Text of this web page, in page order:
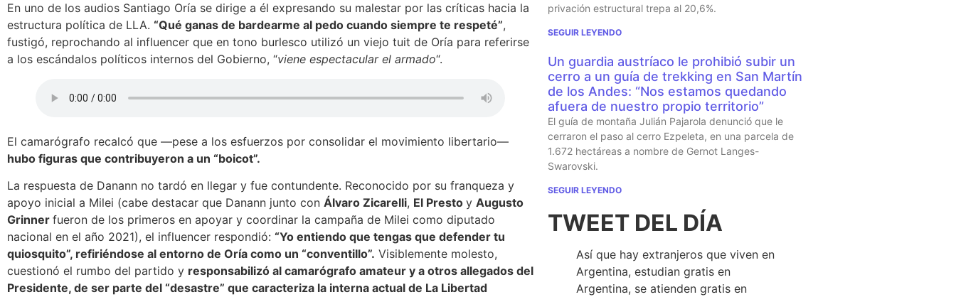
En uno de los audios Santiago Oría se dirige a él expresando su malestar por las críticas hacia la
estructura política de LLA. “Qué ganas de bardearme al pedo cuando siempre te respeté”,
fustigó, reprochando al influencer que en tono burlesco utilizó un viejo tuit de Oría para referirse
a los escándalos políticos internos del Gobierno, “viene espectacular el armado“.
El camarógrafo recalcó que —pese a los esfuerzos por consolidar el movimiento libertario—
hubo figuras que contribuyeron a un “boicot”.
La respuesta de Danann no tardó en llegar y fue contundente. Reconocido por su franqueza y
apoyo inicial a Milei (cabe destacar que Danann junto con Álvaro Zicarelli, El Presto y Augusto
Grinner fueron de los primeros en apoyar y coordinar la campaña de Milei como diputado
nacional en el año 2021), el influencer respondió: “Yo entiendo que tengas que defender tu
quiosquito”, refiriéndose al entorno de Oría como un “conventillo”. Visiblemente molesto,
cuestionó el rumbo del partido y responsabilizó al camarógrafo amateur y a otros allegados del
Presidente, de ser parte del “desastre” que caracteriza la interna actual de La Libertad
privación estructural trepa al 20,6%.
SEGUIR LEYENDO
Un guardia austríaco le prohibió subir un
cerro a un guía de trekking en San Martín
de los Andes: “Nos estamos quedando
afuera de nuestro propio territorio”
El guía de montaña Julián Pajarola denunció que le
cerraron el paso al cerro Ezpeleta, en una parcela de
1.672 hectáreas a nombre de Gernot Langes-
Swarovski.
SEGUIR LEYENDO
TWEET DEL DÍA
Así que hay extranjeros que viven en
Argentina, estudian gratis en
Argentina, se atienden gratis en